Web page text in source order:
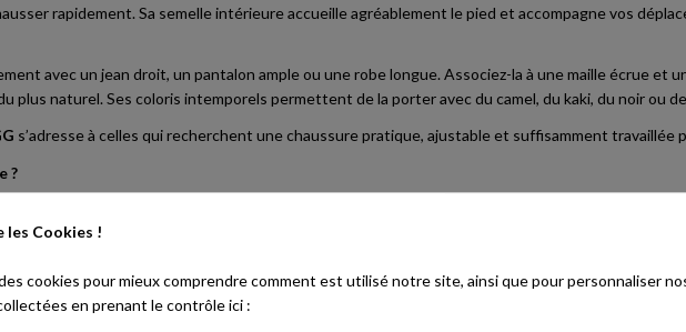
rapidement. Sa semelle intérieure accueille agréablement le pied et accompagne vos
avec un jean droit, un pantalon ample ou une robe longue. Associez-la à une maille écrue et
plus naturel. Ses coloris intemporels permettent de la porter avec du camel, du kaki, du noir ou
s’adresse à celles qui recherchent une chaussure pratique, ajustable et suffisamment travaillée
?
selon la largeur du pied pour obtenir un porté personnalisé.
?
beige, une robe écrue ou une maille ample pour composer un look naturel et décontracté.
sans nickel (Nickel Free), ce pour limiter les risques d'allergies, comme tous les accessoires
les Cookies !
cookies pour mieux comprendre comment est utilisé notre site, ainsi que pour personnaliser
en prenant le contrôle ici :